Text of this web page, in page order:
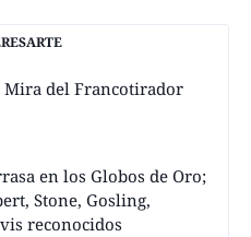
Mira del Francotirador
en los Globos de Oro;
Stone, Gosling,
reconocidos